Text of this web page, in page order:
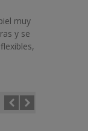
muy
y se